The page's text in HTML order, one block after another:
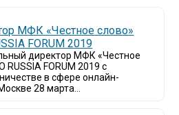
МФК «Честное слово»
FORUM 2019
директор МФК «Честное
RUSSIA FORUM 2019 с
в сфере онлайн-
28 марта...